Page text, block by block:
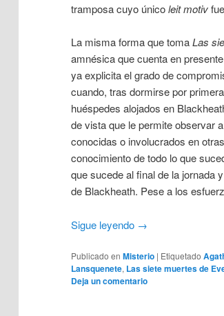
tramposa cuyo únicoleit motiv
La misma forma que tomaLas
amnésica que cuenta en
ya explicita el grado de
cuando, tras dormirse por
huéspedes alojados en
de vista que le permite observar
conocidas o involucrados en
conocimiento de todo lo que
que sucede al final de la jornada
de Blackheath. Pese a los
Sigue leyendo →
Publicado en Misterio | Etiquetado
Lansquenete, Las siete muertes de
Deja un comentario